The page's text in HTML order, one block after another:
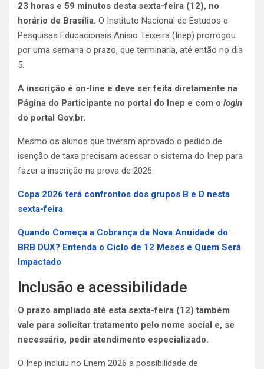
23 horas e 59 minutos desta sexta-feira (12), no
horário de Brasília. O Instituto Nacional de Estudos e
Pesquisas Educacionais Anísio Teixeira (Inep) prorrogou
por uma semana o prazo, que terminaria, até então no dia
5.
A inscrição é on-line e deve ser feita diretamente na
Página do Participante no portal do Inep e com o login
do portal Gov.br.
Mesmo os alunos que tiveram aprovado o pedido de
isenção de taxa precisam acessar o sistema do Inep para
fazer a inscrição na prova de 2026.
Copa 2026 terá confrontos dos grupos B e D nesta
sexta-feira
Quando Começa a Cobrança da Nova Anuidade do
BRB DUX? Entenda o Ciclo de 12 Meses e Quem Será
Impactado
Inclusão e acessibilidade
O prazo ampliado até esta sexta-feira (12) também
vale para solicitar tratamento pelo nome social e, se
necessário, pedir atendimento especializado.
O Inep incluiu no Enem 2026 a possibilidade de